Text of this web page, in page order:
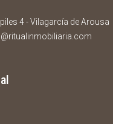
4 - Vilagarcía de Arousa